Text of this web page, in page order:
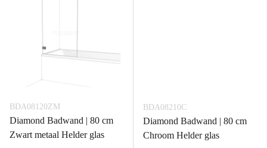
BDA08120ZM
Diamond Badwand | 80 cm
Zwart metaal Helder glas
BDA08210C
Diamond Badwand | 80 cm
Chroom Helder glas